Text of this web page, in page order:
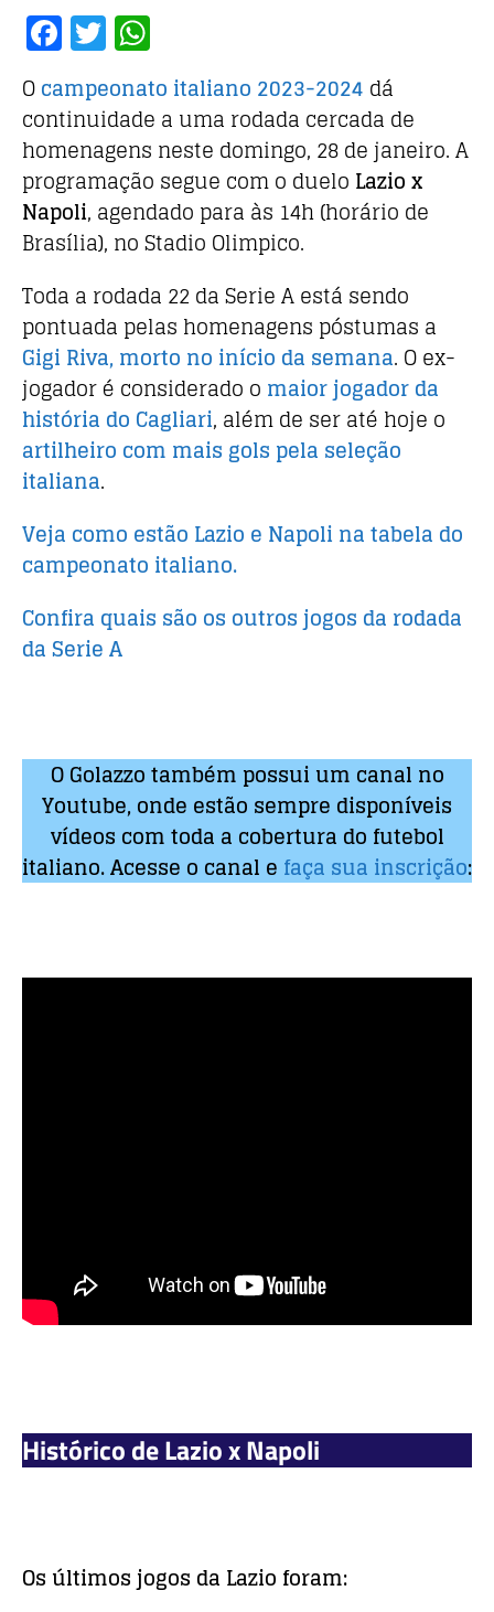
F
a
c
e
b
o
o
k
T
w
it
te
r
h
at
s
A
p
p
Ocampeonato italiano 2023-2024 dá
continuidade a uma rodada cercada de
homenagens neste domingo, 28 de janeiro. A
programação segue com o duelo Lazio x
Napoli, agendado para às 14h (horário de
Brasília), no Stadio Olimpico.
Toda a rodada 22 da Serie A está sendo
pontuada pelas homenagens póstumas a
Gigi Riva, morto no início da semana. O ex-
jogador é considerado o maior jogador da
história do Cagliari, além de ser até hoje o
artilheiro com mais gols pela seleção
italiana.
Veja como estão Lazio e Napoli na tabela do
campeonato italiano.
Confira quais são os outros jogos da rodada
da Serie A
O Golazzo também possui um canal no
Youtube, onde estão sempre disponíveis
vídeos com toda a cobertura do futebol
italiano. Acesse o canal e faça sua inscrição:
Histórico de Lazio x Napoli
Os últimos jogos da Lazio foram: